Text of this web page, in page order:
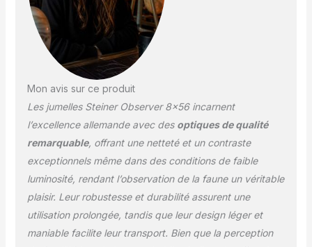
continue sur la molette
centrale pour une
netteté rapide et
absolue du gros plan à
dans la plage de
température de -15 °C à
+55 °C, étanche,
remplissage d'azote,
garantie 10 ans
ACCESSOIRES
COMPLETS - sac, sangle
en néoprène, housse de
pluie, capuchons
Mon avis sur ce produit
Les jumelles Steiner Observer 8×56 incarnent
l’excellence allemande avec des optiques de qualité
remarquable, offrant une netteté et un contraste
exceptionnels même dans des conditions de faible
luminosité, rendant l’observation de la faune un véritable
plaisir. Leur robustesse et durabilité assurent une
utilisation prolongée, tandis que leur design léger et
maniable facilite leur transport. Bien que la perception